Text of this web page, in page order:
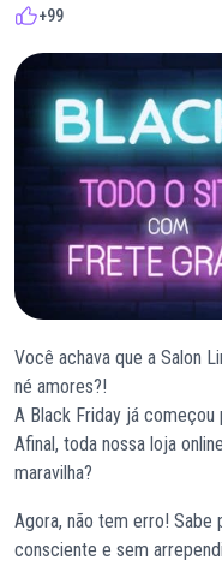
+99
Você achava que a Salon
né amores?!
A Black Friday já
Afinal, toda nossa loja
maravilha?
Agora, não tem erro! Sabe
consciente e sem